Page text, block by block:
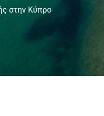
στην Κύπρο